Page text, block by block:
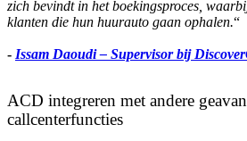
zich bevindt in het boekingsproces,
klanten die hun huurauto gaan ophalen.“
- Issam Daoudi – Supervisor bij
ACD integreren met andere
callcenterfuncties